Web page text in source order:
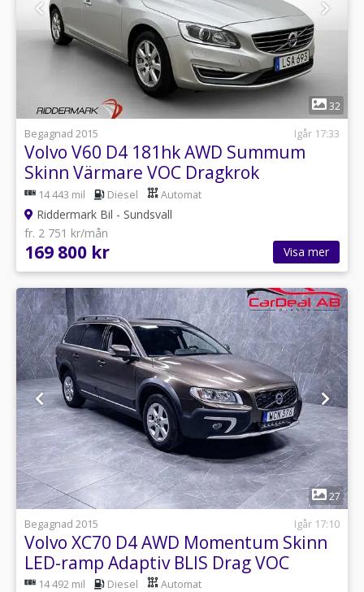
1
32
Begagnad 2015
Igår 17:33
Volvo V60 D4 181hk AWD Summum
Skinn Värmare VOC Dragkrok
14 443 mil Diesel Automat
Riddermark Bil - Sundsvall
fr. 2 751 kr/mån
169 800 kr Visa mer
1
27
Begagnad 2015
Igår 17:10
Volvo XC70 D4 AWD Momentum Skinn
LED-ramp Adaptiv BLIS Drag VOC
14 492 mil Diesel Automat